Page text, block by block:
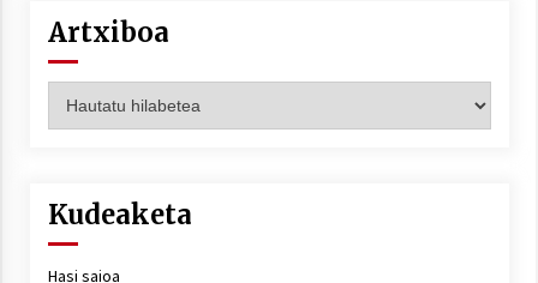
Artxiboa
Kudeaketa
Hasi saioa